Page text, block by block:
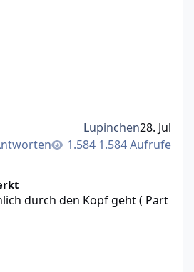
1.584 Aufrufe
Lupinchen28. Jul
durch den Kopf geht ( Part